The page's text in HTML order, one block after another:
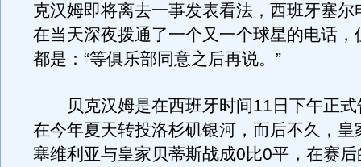
克汉姆即将离去一事发表看法，西班牙塞尔
在当天深夜拨通了一个又一个球星的电话，
都是：“等俱乐部同意之后再说。”
贝克汉姆是在西班牙时间11日下午正式
在今年夏天转投洛杉矶银河，而后不久，皇
塞维利亚与皇家贝蒂斯战成0比0平，在赛